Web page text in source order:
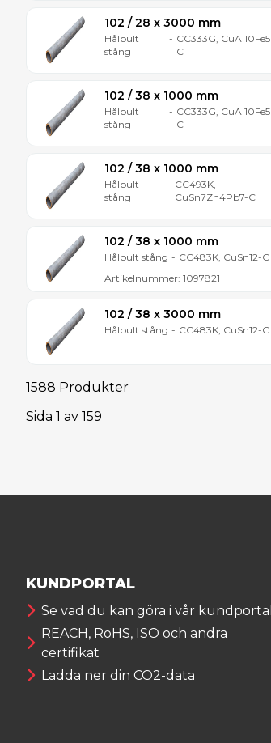
102 / 28 x 3000 mm
Hålbult
stång
- CC333G,
C
102 / 38 x 1000 mm
Hålbult
stång
- CC333G,
C
102 / 38 x 1000 mm
Hålbult
stång
- CC493K,
CuSn7Zn4Pb7-C
102 / 38 x 1000 mm
Hålbult stång - CC483K, CuSn12-C
Artikelnummer: 1097821
102 / 38 x 3000 mm
Hålbult stång - CC483K, CuSn12-C
1588 Produkter
Sida 1 av 159
KUNDPORTAL
Se vad du kan göra i vår kundportal
REACH, RoHS, ISO och andra
certifikat
Ladda ner din CO2-data